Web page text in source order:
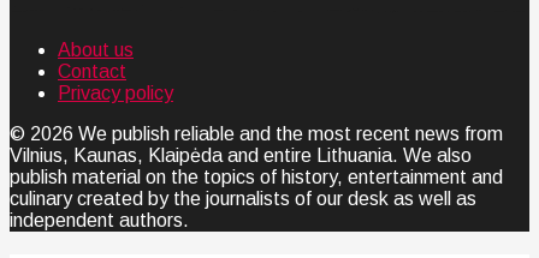
About us
Contact
Privacy policy
© 2026 We publish reliable and the most recent news from
Vilnius, Kaunas, Klaipėda and entire Lithuania. We also
publish material on the topics of history, entertainment and
culinary created by the journalists of our desk as well as
independent authors.